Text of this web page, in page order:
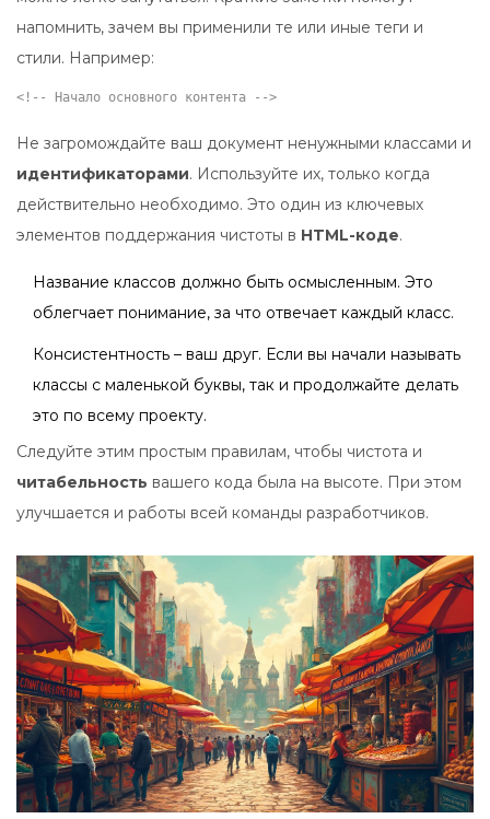
напомнить, зачем вы применили те или иные теги и
стили. Например:
<!-- Начало основного контента -->
Не загромождайте ваш документ ненужными классами и
идентификаторами. Используйте их, только когда
действительно необходимо. Это один из ключевых
элементов поддержания чистоты в HTML-коде.
Название классов должно быть осмысленным. Это
облегчает понимание, за что отвечает каждый класс.
Консистентность – ваш друг. Если вы начали называть
классы с маленькой буквы, так и продолжайте делать
это по всему проекту.
Следуйте этим простым правилам, чтобы чистота и
читабельность вашего кода была на высоте. При этом
улучшается и работы всей команды разработчиков.